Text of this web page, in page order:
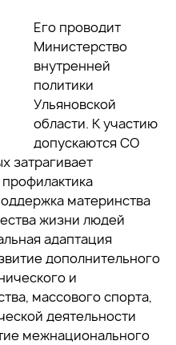
Его проводит
Министерство
внутренней
политики
Ульяновской
области. К участию
допускаются СО
затрагивает
материнства
жизни людей
адаптация
дополнительного
и
массового спорта,
деятельности
межнационального